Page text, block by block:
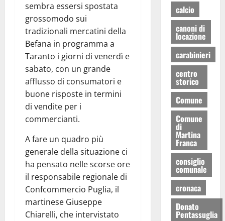
sembra essersi spostata
grossomodo sui
tradizionali mercatini della
Befana in programma a
Taranto i giorni di venerdì e
sabato, con un grande
afflusso di consumatori e
buone risposte in termini
di vendite per i
commercianti.
A fare un quadro più
generale della situazione ci
ha pensato nelle scorse ore
il responsabile regionale di
Confcommercio Puglia, il
martinese Giuseppe
Chiarelli, che intervistato
calcio
canoni di
locazione
carabinieri
centro
storico
Comune
Comune
di
Martina
Franca
consiglio
comunale
cronaca
Donato
Pentassuglia